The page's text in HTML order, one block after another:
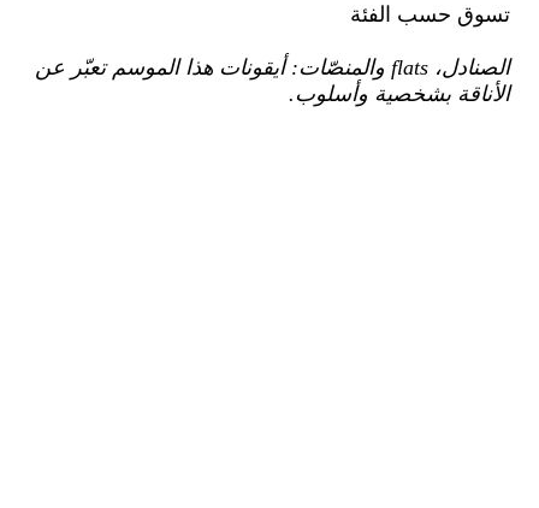
تسوق حسب الفئة
الصنادل، flats والمنصّات: أيقونات هذا الموسم تعبّر عن
الأناقة بشخصية وأسلوب.